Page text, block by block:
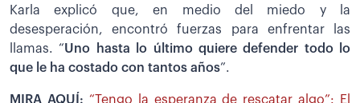
Karla explicó que, en medio del miedo y la
desesperación, encontró fuerzas para enfrentar las
llamas. “Uno hasta lo último quiere defender todo lo
que le ha costado con tantos años”.
MIRA AQUÍ: “Tengo la esperanza de rescatar algo”: El